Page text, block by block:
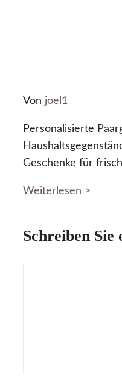
Von joel1
Personalisierte
Geschenke für
Weiterlesen >
Schreiben